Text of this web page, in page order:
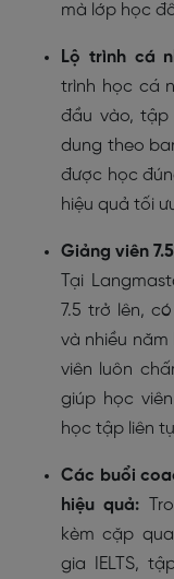
mà lớp học
Lộ trình cá
trình học cá
đầu vào, tập
dung theo
được học
hiệu quả tối
Giảng viên
Tại
7.5 trở lên,
và nhiều
viên luôn
giúp học
học tập liên
Các buổi
hiệu quả:
kèm cặp
gia IELTS,